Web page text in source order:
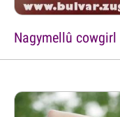
Nagymellû cowgirl